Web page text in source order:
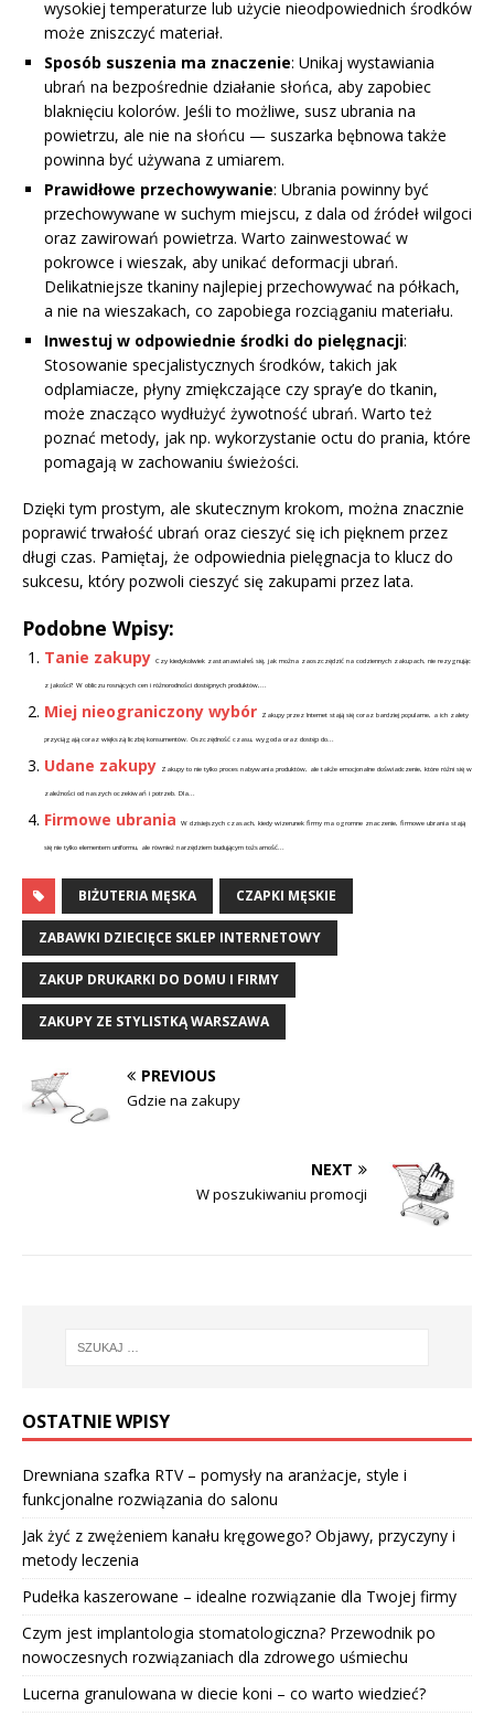
wysokiej temperaturze lub użycie nieodpowiednich środków
może zniszczyć materiał.
Sposób suszenia ma znaczenie: Unikaj wystawiania
ubrań na bezpośrednie działanie słońca, aby zapobiec
blaknięciu kolorów. Jeśli to możliwe, susz ubrania na
powietrzu, ale nie na słońcu — suszarka bębnowa także
powinna być używana z umiarem.
Prawidłowe przechowywanie: Ubrania powinny być
przechowywane w suchym miejscu, z dala od źródeł wilgoci
oraz zawirowań powietrza. Warto zainwestować w
pokrowce i wieszak, aby unikać deformacji ubrań.
Delikatniejsze tkaniny najlepiej przechowywać na półkach,
a nie na wieszakach, co zapobiega rozciąganiu materiału.
Inwestuj w odpowiednie środki do pielęgnacji:
Stosowanie specjalistycznych środków, takich jak
odplamiacze, płyny zmiękczające czy spray’e do tkanin,
może znacząco wydłużyć żywotność ubrań. Warto też
poznać metody, jak np. wykorzystanie octu do prania, które
pomagają w zachowaniu świeżości.
Dzięki tym prostym, ale skutecznym krokom, można znacznie
poprawić trwałość ubrań oraz cieszyć się ich pięknem przez
długi czas. Pamiętaj, że odpowiednia pielęgnacja to klucz do
sukcesu, który pozwoli cieszyć się zakupami przez lata.
Podobne Wpisy:
Tanie zakupy Czy kiedykolwiek zastanawiałeś się, jak można zaoszczędzić na codziennych zakupach, nie rezygnując
z jakości? W obliczu rosnących cen i różnorodności dostępnych produktów,...
Miej nieograniczony wybór Zakupy przez Internet stają się coraz bardziej popularne, a ich zalety
przyciągają coraz większą liczbę konsumentów. Oszczędność czasu, wygoda oraz dostęp do...
Udane zakupy Zakupy to nie tylko proces nabywania produktów, ale także emocjonalne doświadczenie, które różni się w
zależności od naszych oczekiwań i potrzeb. Dla...
Firmowe ubrania W dzisiejszych czasach, kiedy wizerunek firmy ma ogromne znaczenie, firmowe ubrania stają
się nie tylko elementem uniformu, ale również narzędziem budującym tożsamość...
BIŻUTERIA MĘSKA CZAPKI MĘSKIE
ZABAWKI DZIECIĘCE SKLEP INTERNETOWY
ZAKUP DRUKARKI DO DOMU I FIRMY
ZAKUPY ZE STYLISTKĄ WARSZAWA
PREVIOUS
Gdzie na zakupy
NEXT
W poszukiwaniu promocji
OSTATNIE WPISY
Drewniana szafka RTV – pomysły na aranżacje, style i
funkcjonalne rozwiązania do salonu
Jak żyć z zwężeniem kanału kręgowego? Objawy, przyczyny i
metody leczenia
Pudełka kaszerowane – idealne rozwiązanie dla Twojej firmy
Czym jest implantologia stomatologiczna? Przewodnik po
nowoczesnych rozwiązaniach dla zdrowego uśmiechu
Lucerna granulowana w diecie koni – co warto wiedzieć?